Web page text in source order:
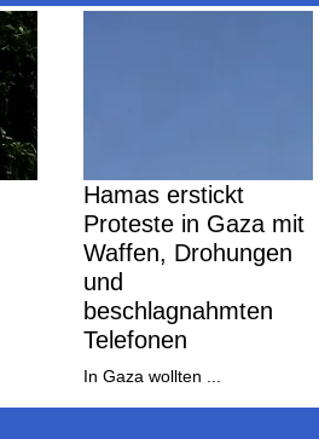
Hamas erstickt
Proteste in Gaza mit
Waffen, Drohungen
und
beschlagnahmten
Telefonen
In Gaza wollten ...